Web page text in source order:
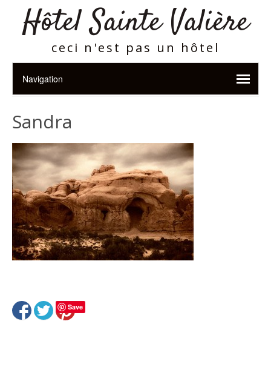
Hôtel Sainte Valière
ceci n'est pas un hôtel
Sandra
Save